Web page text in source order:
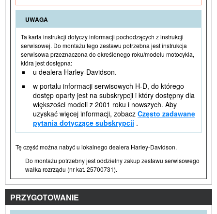
UWAGA
Ta karta instrukcji dotyczy informacji pochodzących z instrukcji
serwisowej. Do montażu tego zestawu potrzebna jest instrukcja
serwisowa przeznaczona do określonego roku/modelu motocykla,
która jest dostępna:
u dealera Harley-Davidson.
w portalu informacji serwisowych H-D, do którego
dostęp oparty jest na subskrypcji i który dostępny dla
większości modeli z 2001 roku i nowszych. Aby
uzyskać więcej informacji, zobacz Często zadawane
pytania dotyczące subskrypcji .
Tę część można nabyć u lokalnego dealera Harley-Davidson.
Do montażu potrzebny jest oddzielny zakup zestawu serwisowego
wałka rozrządu (nr kat. 25700731).
PRZYGOTOWANIE